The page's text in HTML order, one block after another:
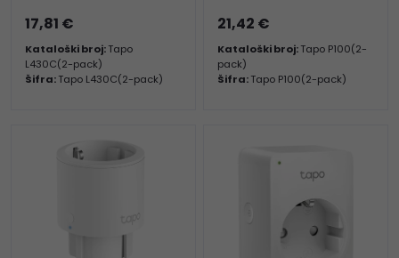
17,81 €
Kataloški broj:Tapo
L430C(2-pack)
Šifra:Tapo L430C(2-pack)
21,42 €
Kataloški broj:Tapo P100(2-
pack)
Šifra:Tapo P100(2-pack)